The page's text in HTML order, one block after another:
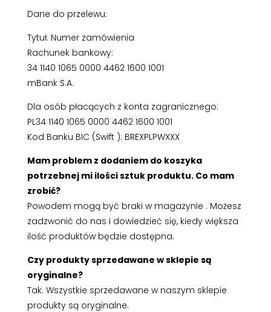
Dane do przelewu:
Tytuł: Numer zamówienia
Rachunek bankowy:
34 1140 1065 0000 4462 1600 1001
mBank S.A.
Dla osób płacących z konta zagranicznego:
PL34 1140 1065 0000 4462 1600 1001
Kod Banku BIC (Swift ): BREXPLPWXXX
Mam problem z dodaniem do koszyka
potrzebnej mi ilości sztuk produktu. Co mam
zrobić?
Powodem mogą być braki w magazynie . Możesz
zadzwonić do nas i dowiedzieć się, kiedy większa
ilość produktów będzie dostępna.
Czy produkty sprzedawane w sklepie są
oryginalne?
Tak. Wszystkie sprzedawane w naszym sklepie
produkty są oryginalne.